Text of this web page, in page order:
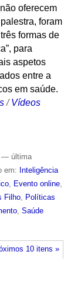
oferecem
foram
formas de
para
aspetos
entre a
em saúde.
/Vídeos
— última
em: Inteligência
, Evento online,
Filho, Políticas
, Saúde
10 itens »